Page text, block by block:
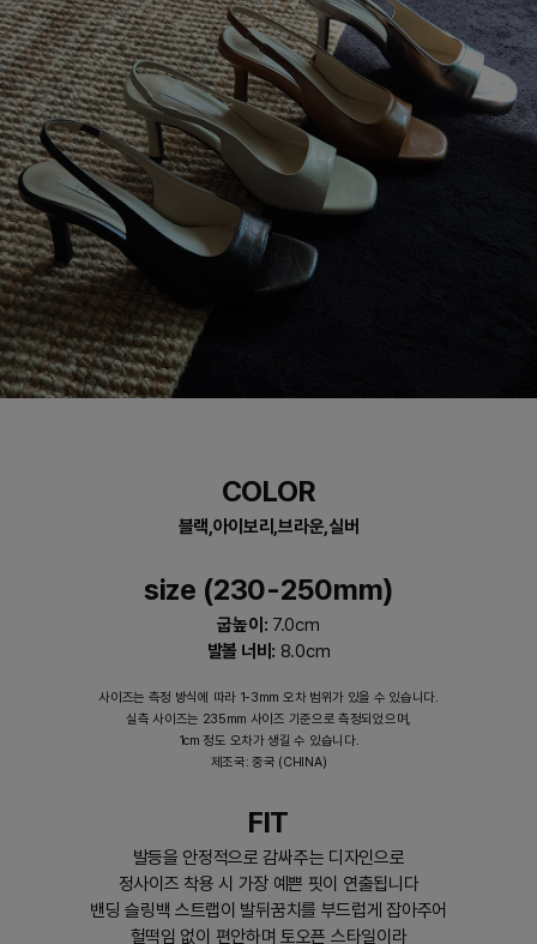
COLOR
블랙,아이보리,브라운,실버
size (230-250mm)
굽높이: 7.0cm
발볼 너비: 8.0cm
사이즈는 측정 방식에 따라 1-3mm 오차 범위가 있을 수 있습니다.
실측 사이즈는 235mm 사이즈 기준으로 측정되었으며,
1cm 정도 오차가 생길 수 있습니다.
제조국: 중국 (CHINA)
FIT
발등을 안정적으로 감싸주는 디자인으로
정사이즈 착용 시 가장 예쁜 핏이 연출됩니다
밴딩 슬링백 스트랩이 발뒤꿈치를 부드럽게 잡아주어
헐떡임 없이 편안하며 토오픈 스타일이라